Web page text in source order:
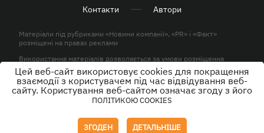
Контакти Автори
Матеріали під рубриками «Новини компанії», «PR» і «Факт»
розміщені на правах реклами
Використання матеріалів дозволяється за умови розміщення
активного гіперпосилання на KP.UA в першому абзаці.
© ТОВ «ЮЛАВ МЕДІА» 2026. Всі права захищені.
Цей веб-сайт використовує cookies для покращення
взаємодії з користувачем під час відвідування веб-
сайту. Користування веб-сайтом означає згоду з його
ПОЛІТИКОЮ COOKIES
ЗГОДЕН ДЕТАЛЬНІШЕ